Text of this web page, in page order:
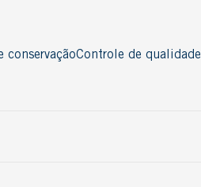
conservaçãoControle de qualidade